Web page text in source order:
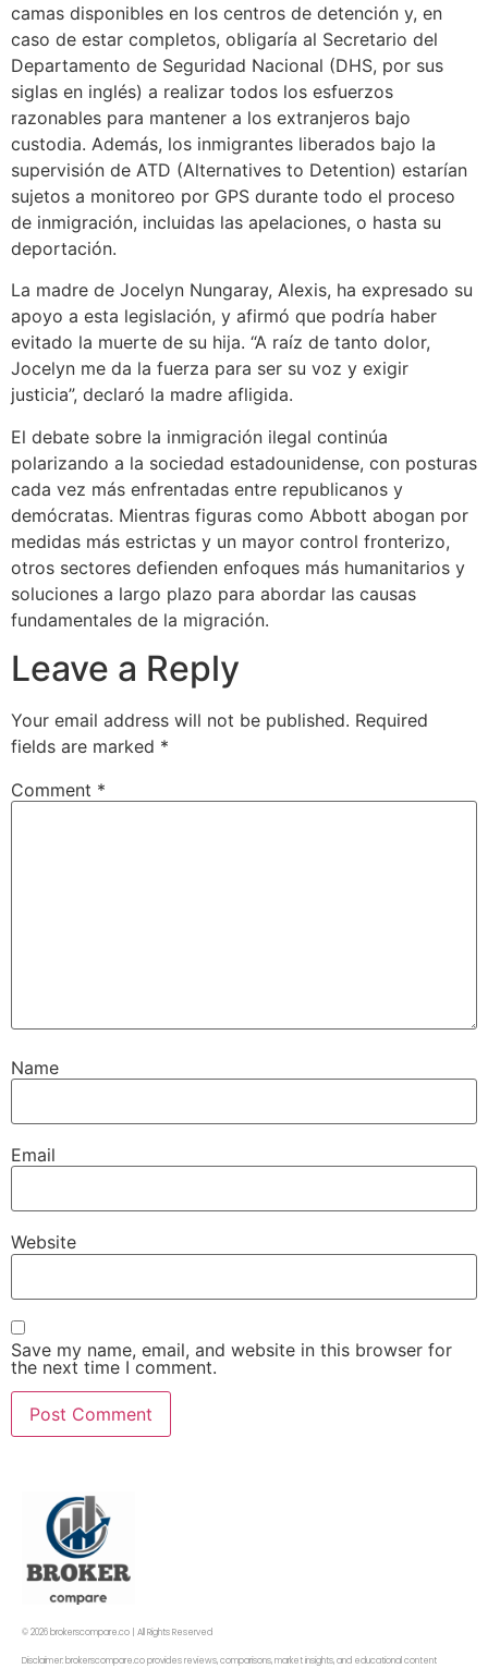
camas disponibles en los centros de detención y, en
caso de estar completos, obligaría al Secretario del
Departamento de Seguridad Nacional (DHS, por sus
siglas en inglés) a realizar todos los esfuerzos
razonables para mantener a los extranjeros bajo
custodia. Además, los inmigrantes liberados bajo la
supervisión de ATD (Alternatives to Detention) estarían
sujetos a monitoreo por GPS durante todo el proceso
de inmigración, incluidas las apelaciones, o hasta su
deportación.
La madre de Jocelyn Nungaray, Alexis, ha expresado su
apoyo a esta legislación, y afirmó que podría haber
evitado la muerte de su hija. “A raíz de tanto dolor,
Jocelyn me da la fuerza para ser su voz y exigir
justicia”, declaró la madre afligida.
El debate sobre la inmigración ilegal continúa
polarizando a la sociedad estadounidense, con posturas
cada vez más enfrentadas entre republicanos y
demócratas. Mientras figuras como Abbott abogan por
medidas más estrictas y un mayor control fronterizo,
otros sectores defienden enfoques más humanitarios y
soluciones a largo plazo para abordar las causas
fundamentales de la migración.
Leave a Reply
Your email address will not be published. Required
fields are marked *
Comment *
Name
Email
Website
Save my name, email, and website in this browser for
the next time I comment.
© 2026 brokerscompare.co | All Rights Reserved
Disclaimer: brokerscompare.co provides reviews, comparisons, market insights, and educational content